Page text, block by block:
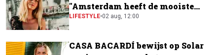
"Amsterdam heeft de mooiste
festivalscene van Europa"
LIFESTYLE•02 aug, 12:00
CASA BACARDÍ bewijst op Solar